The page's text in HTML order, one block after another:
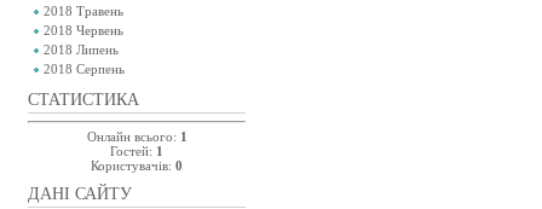
2018 Травень
2018 Червень
2018 Липень
2018 Серпень
СТАТИСТИКА
Онлайн всього: 1
Гостей: 1
Користувачів: 0
ДАНІ САЙТУ